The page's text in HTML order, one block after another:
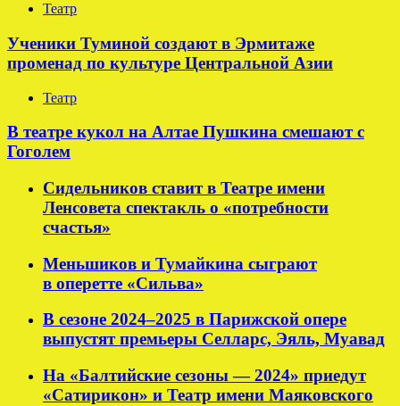
Театр
Ученики Туминой создают в Эрмитаже
променад по культуре Центральной Азии
Театр
В театре кукол на Алтае Пушкина смешают с
Гоголем
Сидельников ставит в Театре имени
Ленсовета спектакль о «потребности
счастья»
Меньшиков и Тумайкина сыграют
в оперетте «Сильва»
В сезоне 2024–2025 в Парижской опере
выпустят премьеры Селларс, Эяль, Муавад
На «Балтийские сезоны — 2024» приедут
«Сатирикон» и Театр имени Маяковского